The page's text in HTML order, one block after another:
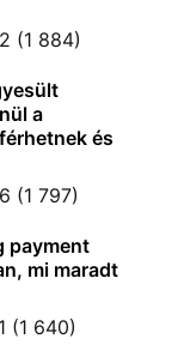
(1 884)
a
és
(1 797)
payment
mi maradt
(1 640)